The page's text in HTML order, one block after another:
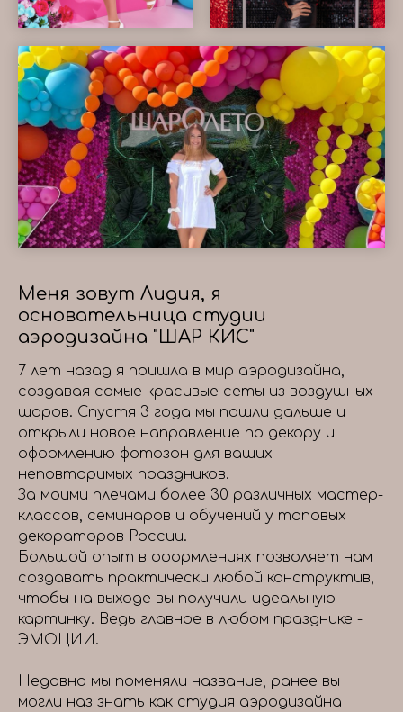
Меня зовут Лидия, я
основательница студии
аэродизайна "ШАР КИС"
7 лет назад я пришла в мир аэродизайна,
создавая самые красивые сеты из воздушных
шаров. Спустя 3 года мы пошли дальше и
открыли новое направление по декору и
оформлению фотозон для ваших
неповторимых праздников.
За моими плечами более 30 различных мастер-
классов, семинаров и обучений у топовых
декораторов России.
Большой опыт в оформлениях позволяет нам
создавать практически любой конструктив,
чтобы на выходе вы получили идеальную
картинку. Ведь главное в любом празднике -
ЭМОЦИИ.
Недавно мы поменяли название, ранее вы
могли наз знать как студия аэродизайна